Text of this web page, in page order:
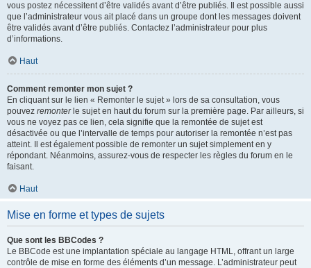
vous postez nécessitent d’être validés avant d’être publiés. Il est possible aussi
que l’administrateur vous ait placé dans un groupe dont les messages doivent
être validés avant d’être publiés. Contactez l’administrateur pour plus
d’informations.
Haut
Comment remonter mon sujet ?
En cliquant sur le lien « Remonter le sujet » lors de sa consultation, vous
pouvez remonterle sujet en haut du forum sur la première page. Par ailleurs, si
vous ne voyez pas ce lien, cela signifie que la remontée de sujet est
désactivée ou que l’intervalle de temps pour autoriser la remontée n’est pas
atteint. Il est également possible de remonter un sujet simplement en y
répondant. Néanmoins, assurez-vous de respecter les règles du forum en le
faisant.
Haut
Mise en forme et types de sujets
Que sont les BBCodes ?
Le BBCode est une implantation spéciale au langage HTML, offrant un large
contrôle de mise en forme des éléments d’un message. L’administrateur peut